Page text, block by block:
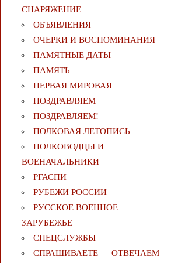
СНАРЯЖЕНИЕ
ОБЪЯВЛЕНИЯ
ОЧЕРКИ И ВОСПОМИНАНИЯ
ПАМЯТНЫЕ ДАТЫ
ПАМЯТЬ
ПЕРВАЯ МИРОВАЯ
ПОЗДРАВЛЯЕМ
ПОЗДРАВЛЯЕМ!
ПОЛКОВАЯ ЛЕТОПИСЬ
ПОЛКОВОДЦЫ И
ВОЕНАЧАЛЬНИКИ
РГАСПИ
РУБЕЖИ РОССИИ
РУССКОЕ ВОЕННОЕ
ЗАРУБЕЖЬЕ
СПЕЦСЛУЖБЫ
СПРАШИВАЕТЕ — ОТВЕЧАЕМ